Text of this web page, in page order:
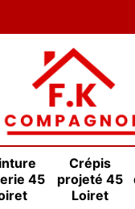
45
Crépis
projeté 45
Loiret